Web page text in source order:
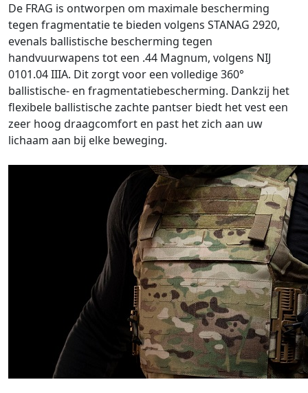
De FRAG is ontworpen om maximale bescherming
tegen fragmentatie te bieden volgens STANAG 2920,
evenals ballistische bescherming tegen
handvuurwapens tot een .44 Magnum, volgens NIJ
0101.04 IIIA. Dit zorgt voor een volledige 360°
ballistische- en fragmentatiebescherming. Dankzij het
flexibele ballistische zachte pantser biedt het vest een
zeer hoog draagcomfort en past het zich aan uw
lichaam aan bij elke beweging.